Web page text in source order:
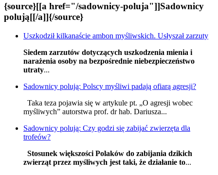
{source}[[a href="/sadownicy-poluja"]]Sadownicy
polują[[/a]]{/source}
Uszkodził kilkanaście ambon myśliwskich. Usłyszał zarzuty
Siedem zarzutów dotyczących uszkodzenia mienia i
narażenia osoby na bezpośrednie niebezpieczeństwo
utraty...
Sadownicy polują: Polscy myśliwi padają ofiarą agresji?
Taka teza pojawia się w artykule pt. „O agresji wobec
myśliwych” autorstwa prof. dr hab. Dariusza...
Sadownicy polują: Czy godzi się zabijać zwierzęta dla
trofeów?
Stosunek większości Polaków do zabijania dzikich
zwierząt przez myśliwych jest taki, że działanie to...